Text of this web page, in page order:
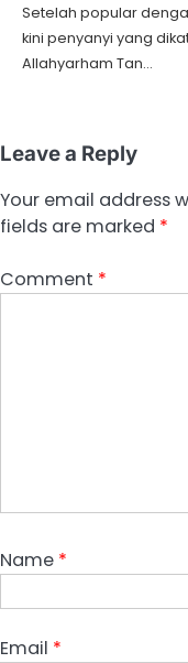
Setelah popular
kini penyanyi yang
Allahyarham Tan…
Leave a Reply
Your email address
fields are marked *
Comment *
Name *
Email *